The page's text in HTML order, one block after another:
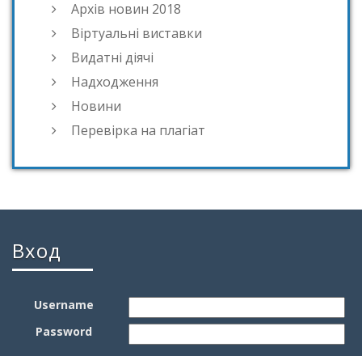
Архів новин 2018
Віртуальні виставки
Видатні діячі
Надходження
Новини
Перевірка на плагіат
Вход
Username
Password